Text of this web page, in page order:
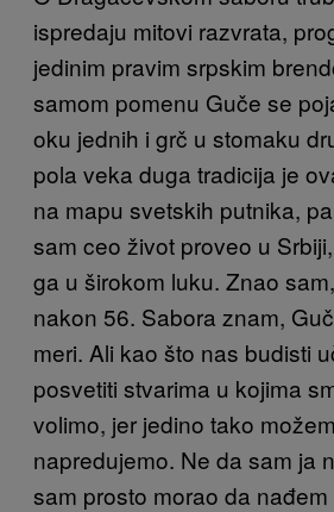
ispredaju mitovi razvrata,
jedinim pravim srpskim
samom pomenu Guče se
oku jednih i grč u stomaku
pola veka duga tradicija je
na mapu svetskih putnika,
sam ceo život proveo u
ga u širokom luku. Znao
nakon 56. Sabora znam,
meri. Ali kao što nas budisti
posvetiti stvarima u kojima
volimo, jer jedino tako
napredujemo. Ne da sam ja
sam prosto morao da